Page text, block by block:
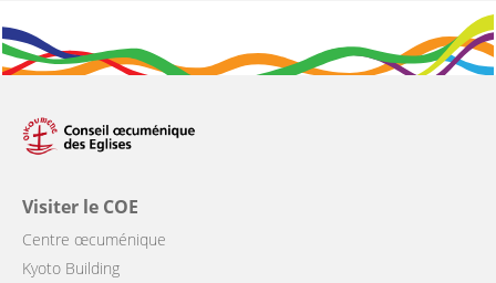
Visiter le COE
Centre œcuménique
Kyoto Building